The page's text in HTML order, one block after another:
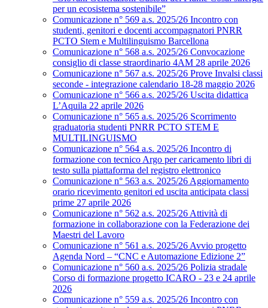
per un ecosistema sostenibile”
Comunicazione n° 569 a.s. 2025/26 Incontro con
studenti, genitori e docenti accompagnatori PNRR
PCTO Stem e Multilinguismo Barcellona
Comunicazione n° 568 a.s. 2025/26 Convocazione
consiglio di classe straordinario 4AM 28 aprile 2026
Comunicazione n° 567 a.s. 2025/26 Prove Invalsi classi
seconde - integrazione calendario 18-28 maggio 2026
Comunicazione n° 566 a.s. 2025/26 Uscita didattica
L’Aquila 22 aprile 2026
Comunicazione n° 565 a.s. 2025/26 Scorrimento
graduatoria studenti PNRR PCTO STEM E
MULTILINGUISMO
Comunicazione n° 564 a.s. 2025/26 Incontro di
formazione con tecnico Argo per caricamento libri di
testo sulla piattaforma del registro elettronico
Comunicazione n° 563 a.s. 2025/26 Aggiornamento
orario ricevimento genitori ed uscita anticipata classi
prime 27 aprile 2026
Comunicazione n° 562 a.s. 2025/26 Attività di
formazione in collaborazione con la Federazione dei
Maestri del Lavoro
Comunicazione n° 561 a.s. 2025/26 Avvio progetto
Agenda Nord – “CNC e Automazione Edizione 2”
Comunicazione n° 560 a.s. 2025/26 Polizia stradale
Corso di formazione progetto ICARO - 23 e 24 aprile
2026
Comunicazione n° 559 a.s. 2025/26 Incontro con